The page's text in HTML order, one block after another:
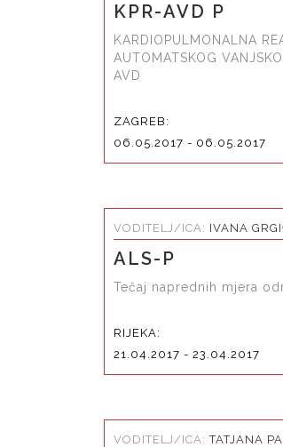
KPR-AVD P
KARDIOPULMONALNA
AUTOMATSKOG
AVD
ZAGREB:
06.05.2017 - 06.05.2017
VODITELJ/ICA: IVANA
ALS-P
Tečaj naprednih mjera
RIJEKA:
21.04.2017 - 23.04.2017
VODITELJ/ICA:TATJANA